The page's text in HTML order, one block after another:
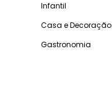
Infantil
Casa e Decoração
Gastronomia